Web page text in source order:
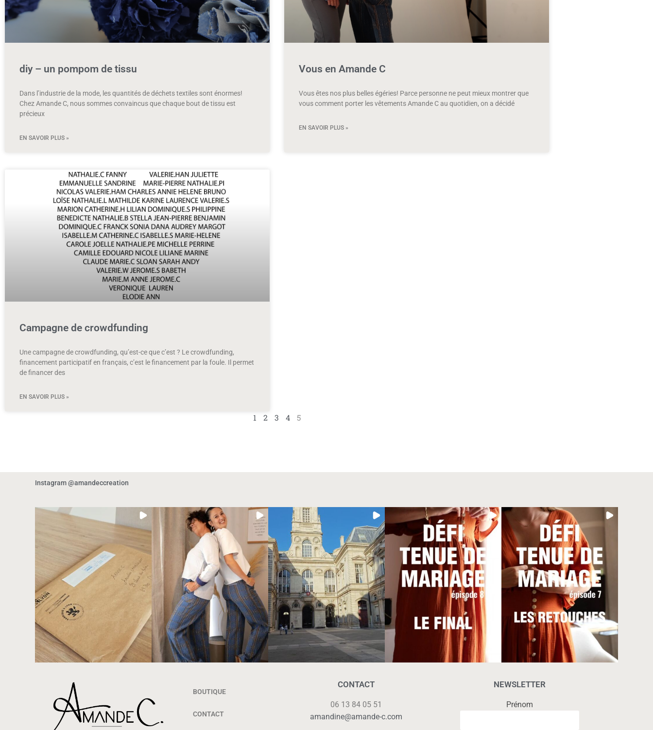
diy – un pompom de tissu
Dans l’industrie de la mode, les quantités de déchets textiles sont énormes!
Chez Amande C, nous sommes convaincus que chaque bout de tissu est
précieux
EN SAVOIR PLUS »
Vous en Amande C
Vous êtes nos plus belles égéries! Parce personne ne peut mieux montrer que
vous comment porter les vêtements Amande C au quotidien, on a décidé
EN SAVOIR PLUS »
Campagne de crowdfunding
Une campagne de crowdfunding, qu’est-ce que c’est ? Le crowdfunding,
financement participatif en français, c’est le financement par la foule. Il permet
de financer des
EN SAVOIR PLUS »
1 2 3 4 5
Instagram @amandeccreation
BOUTIQUE
CONTACT
CONTACT
06 13 84 05 51
amandine@amande-c.com
NEWSLETTER
Prénom